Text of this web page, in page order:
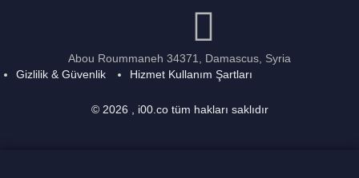
Abou Roummaneh 34371, Damascus, Syria
Gizlilik & Güvenlik
Hizmet Kullanım Şartları
© 2026 , i00.co tüm hakları saklıdır